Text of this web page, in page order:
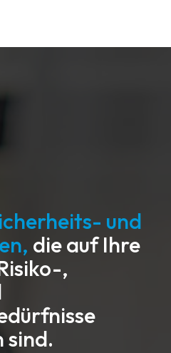
und
die auf Ihre
,
sind.